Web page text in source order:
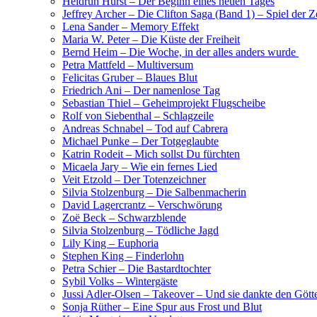
Jeffrey Archer – Die Clifton Saga (Band 1) – Spiel der
Lena Sander – Memory Effekt
Maria W. Peter – Die Küste der Freiheit
Bernd Heim – Die Woche, in der alles anders wurde
Petra Mattfeld – Multiversum
Felicitas Gruber – Blaues Blut
Friedrich Ani – Der namenlose Tag
Sebastian Thiel – Geheimprojekt Flugscheibe
Rolf von Siebenthal – Schlagzeile
Andreas Schnabel – Tod auf Cabrera
Michael Punke – Der Totgeglaubte
Katrin Rodeit – Mich sollst Du fürchten
Micaela Jary – Wie ein fernes Lied
Veit Etzold – Der Totenzeichner
Silvia Stolzenburg – Die Salbenmacherin
David Lagercrantz – Verschwörung
Zoë Beck – Schwarzblende
Silvia Stolzenburg – Tödliche Jagd
Lily King – Euphoria
Stephen King – Finderlohn
Petra Schier – Die Bastardtochter
Sybil Volks – Wintergäste
Jussi Adler-Olsen – Takeover – Und sie dankte den
Sonja Rüther – Eine Spur aus Frost und Blut